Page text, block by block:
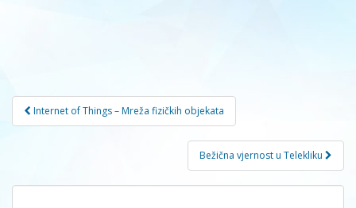
Navigacija
članaka
Internet of Things – Mreža fizičkih objekata
Bežična vjernost u Telekliku